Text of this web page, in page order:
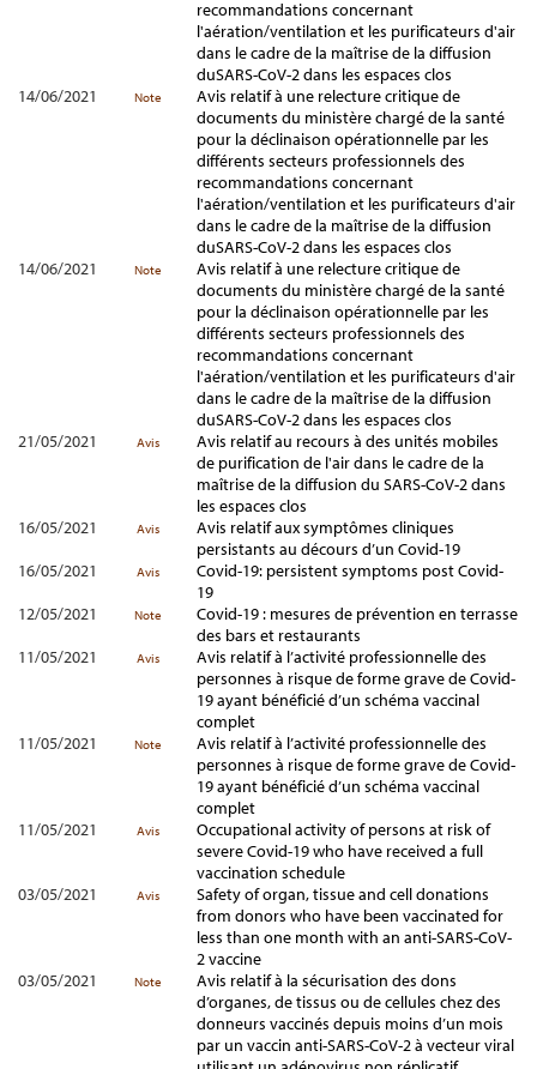
recommandations concernant
l'aération/ventilation et les purificateurs d'air
dans le cadre de la maîtrise de la diffusion
duSARS-CoV-2 dans les espaces clos
14/06/2021
Note
Avis relatif à une relecture critique de
documents du ministère chargé de la santé
pour la déclinaison opérationnelle par les
différents secteurs professionnels des
recommandations concernant
l'aération/ventilation et les purificateurs d'air
dans le cadre de la maîtrise de la diffusion
duSARS-CoV-2 dans les espaces clos
14/06/2021
Note
Avis relatif à une relecture critique de
documents du ministère chargé de la santé
pour la déclinaison opérationnelle par les
différents secteurs professionnels des
recommandations concernant
l'aération/ventilation et les purificateurs d'air
dans le cadre de la maîtrise de la diffusion
duSARS-CoV-2 dans les espaces clos
21/05/2021
Avis
Avis relatif au recours à des unités mobiles
de purification de l'air dans le cadre de la
maîtrise de la diffusion du SARS-CoV-2 dans
les espaces clos
16/05/2021
Avis
Avis relatif aux symptômes cliniques
persistants au décours d’un Covid-19
16/05/2021
Avis
Covid-19: persistent symptoms post Covid-
19
12/05/2021
Note
Covid-19 : mesures de prévention en terrasse
des bars et restaurants
11/05/2021
Avis
Avis relatif à l’activité professionnelle des
personnes à risque de forme grave de Covid-
19 ayant bénéficié d’un schéma vaccinal
complet
11/05/2021
Note
Avis relatif à l’activité professionnelle des
personnes à risque de forme grave de Covid-
19 ayant bénéficié d’un schéma vaccinal
complet
11/05/2021
Avis
Occupational activity of persons at risk of
severe Covid-19 who have received a full
vaccination schedule
03/05/2021
Avis
Safety of organ, tissue and cell donations
from donors who have been vaccinated for
less than one month with an anti-SARS-CoV-
2 vaccine
03/05/2021
Note
Avis relatif à la sécurisation des dons
d’organes, de tissus ou de cellules chez des
donneurs vaccinés depuis moins d’un mois
par un vaccin anti-SARS-CoV-2 à vecteur viral